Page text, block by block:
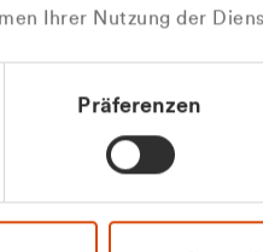
Ihrer Nutzung der
Präferenzen